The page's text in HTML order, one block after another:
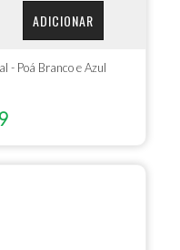
ADICIONAR
- Poá Branco e Azul